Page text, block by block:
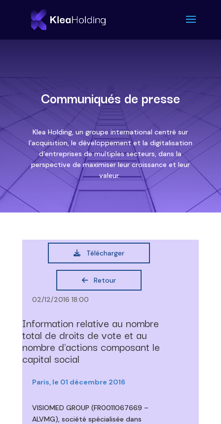
Communiqués de presse
Klea Holding, un groupe international centré sur
l’acquisition, le développement et la digitalisation
d’entreprises de multiples secteurs, dans la
perspective de maximiser leur croissance et leur
valeur.
Télécharger
Retour
02/12/2016 18:00
Information relative au nombre
total de droits de vote et au
nombre d'actions composant le
capital social
Paris, le 01 décembre 2016
VISIOMED GROUP (FR0011067669 –
ALVMG), société spécialisée dans